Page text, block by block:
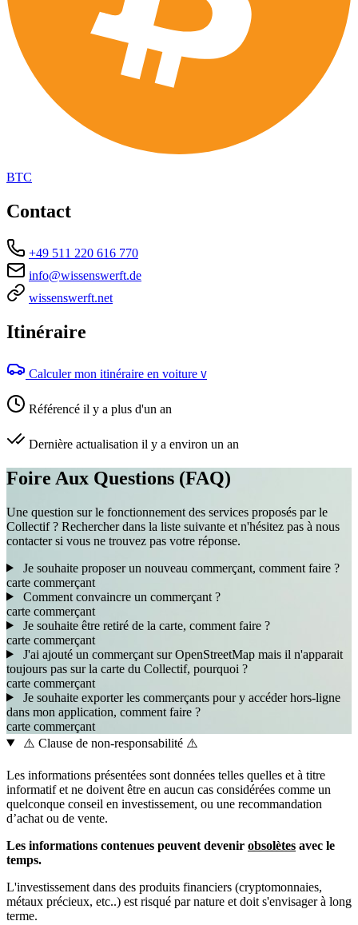
BTC
Contact
+49 511 220 616 770
info@wissenswerft.de
wissenswerft.net
Itinéraire
Calculer mon itinéraire en voiture V
Référencé il y a plus d'un an
Dernière actualisation il y a environ un an
Foire Aux Questions (FAQ)
Une question sur le fonctionnement des services proposés par le
Collectif ? Rechercher dans la liste suivante et n'hésitez pas à nous
contacter si vous ne trouvez pas votre réponse.
Je souhaite proposer un nouveau commerçant, comment faire ?
carte commerçant
Comment convaincre un commerçant ?
carte commerçant
Je souhaite être retiré de la carte, comment faire ?
carte commerçant
J'ai ajouté un commerçant sur OpenStreetMap mais il n'apparait
toujours pas sur la carte du Collectif, pourquoi ?
carte commerçant
Je souhaite exporter les commerçants pour y accéder hors-ligne
dans mon application, comment faire ?
carte commerçant
⚠️ Clause de non-responsabilité ⚠️
Les informations présentées sont données telles quelles et à titre
informatif et ne doivent être en aucun cas considérées comme un
quelconque conseil en investissement, ou une recommandation
d’achat ou de vente.
Les informations contenues peuvent devenir obsolètes avec le
temps.
L'investissement dans des produits financiers (cryptomonnaies,
métaux précieux, etc..) est risqué par nature et doit s'envisager à long
terme.